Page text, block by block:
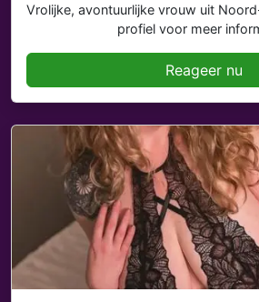
Vrolijke, avontuurlijke vrouw uit
profiel voor meer
Reageer nu